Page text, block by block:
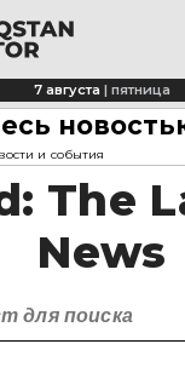
и события
7 августа | пятница
страница
: The
News